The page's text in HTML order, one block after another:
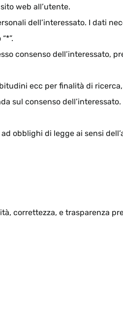
web all’utente.
dell’interessato. I dati
consenso dell’interessato,
ecc per finalità di ricerca,
sul consenso dell’interessato.
obblighi di legge ai sensi
correttezza, e trasparenza